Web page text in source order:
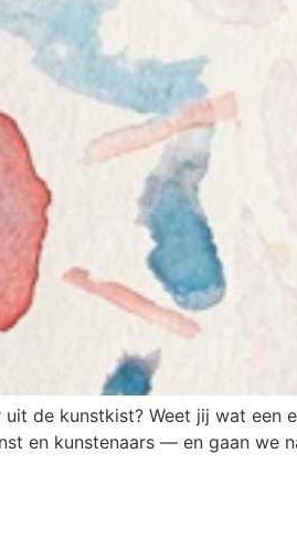
de kunstkist? Weet jij wat een
en kunstenaars — en gaan we